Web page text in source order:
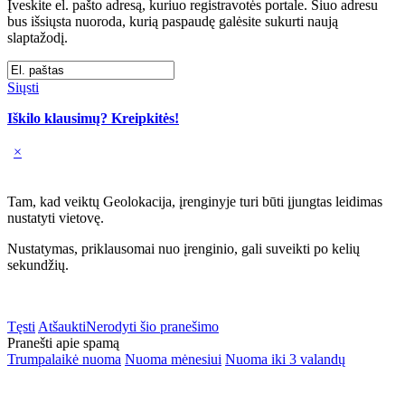
Įveskite el. pašto adresą, kuriuo registravotės portale. Šiuo adresu
bus išsiųsta nuoroda, kurią paspaudę galėsite sukurti naują
slaptažodį.
Siųsti
Iškilo klausimų? Kreipkitės!
×
Tam, kad veiktų Geolokacija, įrenginyje turi būti įjungtas leidimas
nustatyti vietovę.
Nustatymas, priklausomai nuo įrenginio, gali suveikti po kelių
sekundžių.
Tęsti AtšauktiNerodyti šio pranešimo
Pranešti apie spamą
Trumpalaikė nuoma Nuoma mėnesiui Nuoma iki 3 valandų